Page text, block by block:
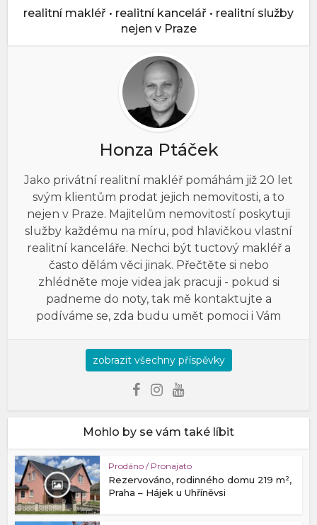
realitní makléř • realitní kancelář • realitní služby
nejen v Praze
Honza Ptáček
Jako privátní realitní makléř pomáhám již 20 let
svým klientům prodat jejich nemovitosti, a to
nejen v Praze. Majitelům nemovitostí poskytuji
služby každému na míru, pod hlavičkou vlastní
realitní kanceláře. Nechci být tuctový makléř a
často dělám věci jinak. Přečtěte si nebo
zhlédněte moje videa jak pracuji - pokud si
padneme do noty, tak mě kontaktujte a
podíváme se, zda budu umět pomoci i Vám
zobrazit všechny příspěvky
Mohlo by se vám také líbit
Prodáno / Pronajato
Rezervováno, rodinného domu 219 m²,
Praha – Hájek u Uhříněvsi